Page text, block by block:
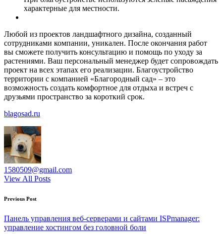
характерные для местности.
Любой из проектов ландшафтного дизайна, созданный
сотрудниками компании, уникален. После окончания работ
вы сможете получить консультацию и помощь по уходу за
растениями. Ваш персональный менеджер будет сопровождать
проект на всех этапах его реализации. Благоустройство
территории с компанией «Благородный сад» – это
возможность создать комфортное для отдыха и встреч с
друзьями пространство за короткий срок.
blagosad.ru
1580509@gmail.com
View All Posts
Post
navigation
Previous Post
Панель управления веб-серверами и сайтами ISPmanager:
управление хостингом без головной боли